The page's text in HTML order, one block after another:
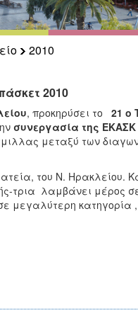
2010
2010
, προκηρύσει το 21 ο
συνεργασία της ΕΚΑΣΚ
μεταξύ των
του Ν.
τρια λαμβάνει μέρος
μεγαλύτερη